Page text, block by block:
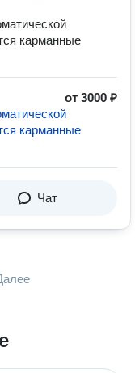
карманные
от 3000 ₽
карманные
Чат